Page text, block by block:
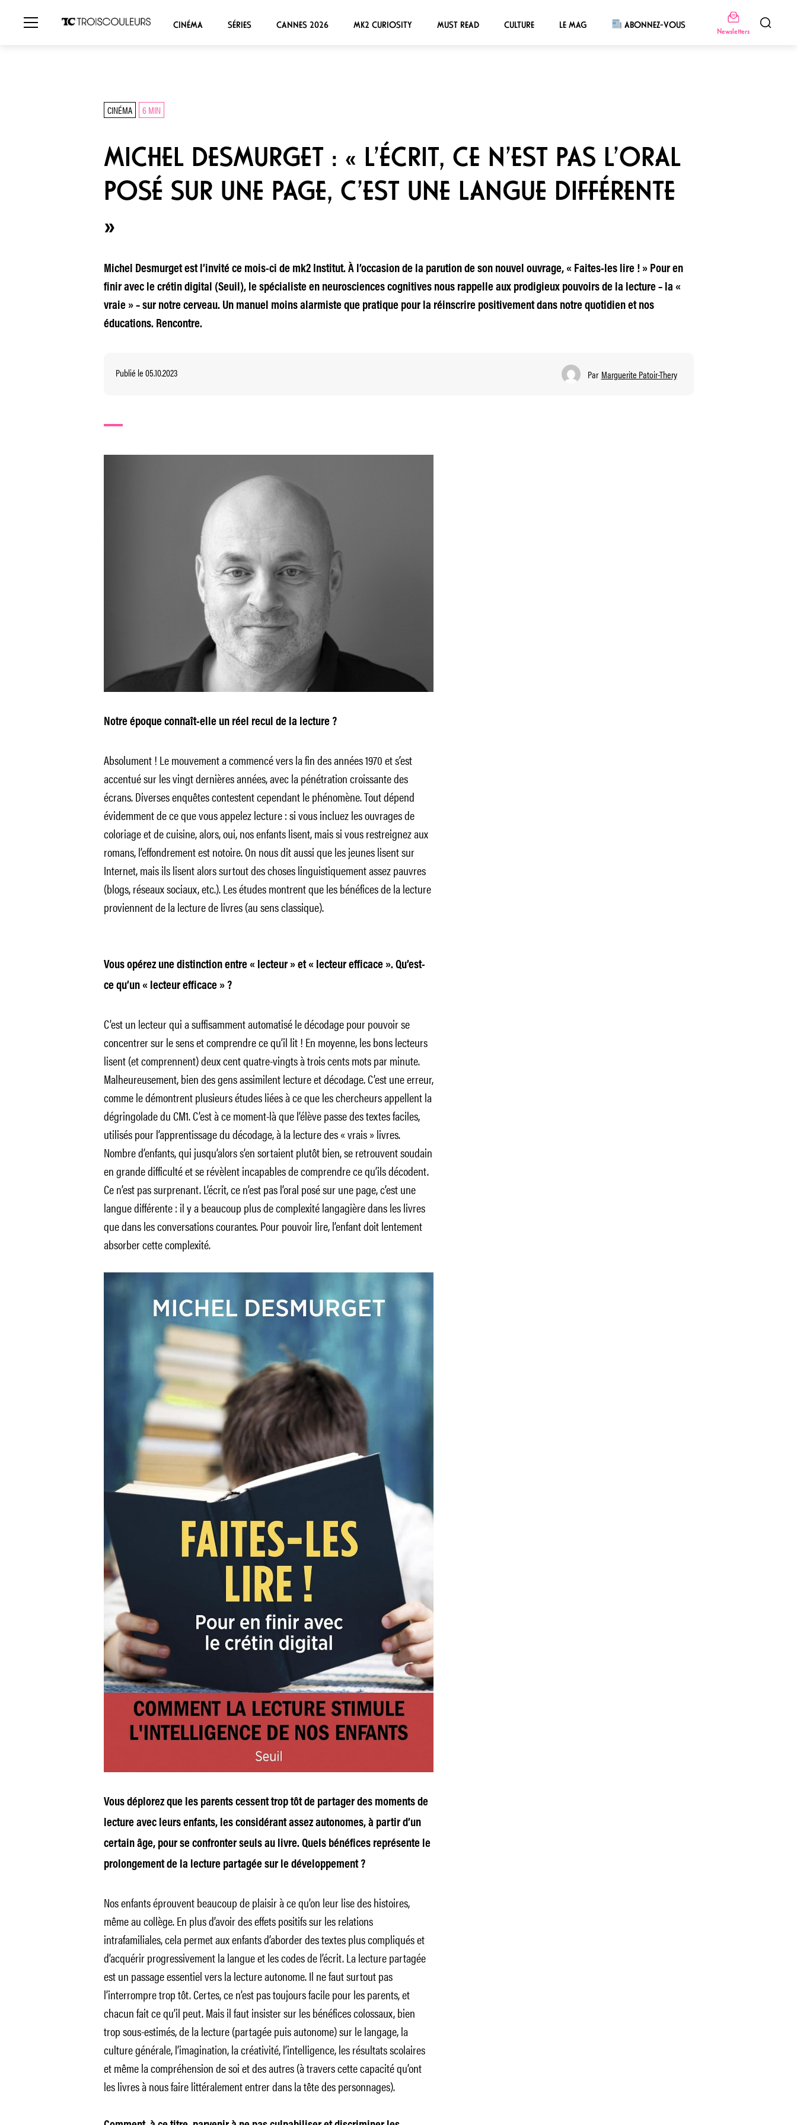
CINÉMA SÉRIES CANNES 2026 MK2 CURIOSITY MUST READ CULTURE LE MAG ABONNEZ-VOUS
Newsletters
CINÉMA 6 MIN
MICHEL DESMURGET : « L’ÉCRIT, CE N’EST PAS L’ORAL
POSÉ SUR UNE PAGE, C’EST UNE LANGUE DIFFÉRENTE
»
Michel Desmurget est l’invité ce mois-ci de mk2 Institut. À l’occasion de la parution de son nouvel ouvrage, « Faites-les lire ! » Pour en
finir avec le crétin digital (Seuil), le spécialiste en neurosciences cognitives nous rappelle aux prodigieux pouvoirs de la lecture – la «
vraie » – sur notre cerveau. Un manuel moins alarmiste que pratique pour la réinscrire positivement dans notre quotidien et nos
éducations. Rencontre.
Publié le 05.10.2023 Par Marguerite Patoir-Thery
Notre époque connaît-elle un réel recul de la lecture ?
Absolument ! Le mouvement a commencé vers la fin des années 1970 et s’est
accentué sur les vingt dernières années, avec la pénétration croissante des
écrans. Diverses enquêtes contestent cependant le phénomène. Tout dépend
évidemment de ce que vous appelez lecture : si vous incluez les ouvrages de
coloriage et de cuisine, alors, oui, nos enfants lisent, mais si vous restreignez aux
romans, l’effondrement est notoire. On nous dit aussi que les jeunes lisent sur
Internet, mais ils lisent alors surtout des choses linguistiquement assez pauvres
(blogs, réseaux sociaux, etc.). Les études montrent que les bénéfices de la lecture
proviennent de la lecture de livres (au sens classique).
Vous opérez une distinction entre « lecteur » et « lecteur efficace ». Qu’est-
ce qu’un « lecteur efficace » ?
C’est un lecteur qui a suffisamment automatisé le décodage pour pouvoir se
concentrer sur le sens et comprendre ce qu’il lit ! En moyenne, les bons lecteurs
lisent (et comprennent) deux cent quatre-vingts à trois cents mots par minute.
Malheureusement, bien des gens assimilent lecture et décodage. C’est une erreur,
comme le démontrent plusieurs études liées à ce que les chercheurs appellent la
dégringolade du CM1. C’est à ce moment-là que l’élève passe des textes faciles,
utilisés pour l’apprentissage du décodage, à la lecture des « vrais » livres.
Nombre d’enfants, qui jusqu’alors s’en sortaient plutôt bien, se retrouvent soudain
en grande difficulté et se révèlent incapables de comprendre ce qu’ils décodent.
Ce n’est pas surprenant. L’écrit, ce n’est pas l’oral posé sur une page, c’est une
langue différente : il y a beaucoup plus de complexité langagière dans les livres
que dans les conversations courantes. Pour pouvoir lire, l’enfant doit lentement
absorber cette complexité.
Vous déplorez que les parents cessent trop tôt de partager des moments de
lecture avec leurs enfants, les considérant assez autonomes, à partir d’un
certain âge, pour se confronter seuls au livre. Quels bénéfices représente le
prolongement de la lecture partagée sur le développement ?
Nos enfants éprouvent beaucoup de plaisir à ce qu’on leur lise des histoires,
même au collège. En plus d’avoir des effets positifs sur les relations
intrafamiliales, cela permet aux enfants d’aborder des textes plus compliqués et
d’acquérir progressivement la langue et les codes de l’écrit. La lecture partagée
est un passage essentiel vers la lecture autonome. Il ne faut surtout pas
l’interrompre trop tôt. Certes, ce n’est pas toujours facile pour les parents, et
chacun fait ce qu’il peut. Mais il faut insister sur les bénéfices colossaux, bien
trop sous-estimés, de la lecture (partagée puis autonome) sur le langage, la
culture générale, l’imagination, la créativité, l’intelligence, les résultats scolaires
et même la compréhension de soi et des autres (à travers cette capacité qu’ont
les livres à nous faire littéralement entrer dans la tête des personnages).